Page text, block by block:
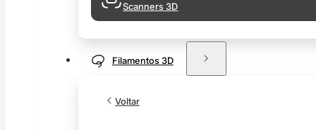
Scanners 3D
Filamentos 3D
Voltar